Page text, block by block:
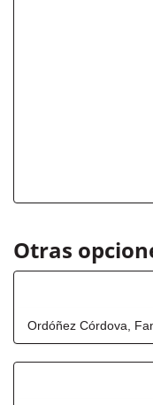
Otras
Ordóñez Córdova,